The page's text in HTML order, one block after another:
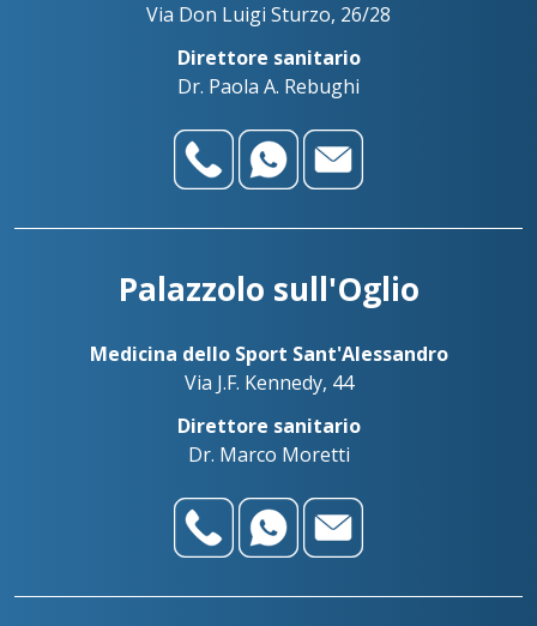
Via Don Luigi Sturzo, 26/28
Direttore sanitario
Dr. Paola A. Rebughi
Palazzolo sull'Oglio
Medicina dello Sport Sant'Alessandro
Via J.F. Kennedy, 44
Direttore sanitario
Dr. Marco Moretti